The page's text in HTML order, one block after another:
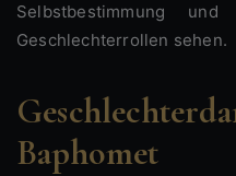
Selbstbestimmung
Geschlechterrollen sehen.
Baphomet